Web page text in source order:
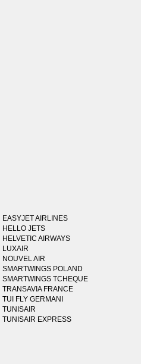
EASYJET AIRLINES
HELLO JETS
HELVETIC AIRWAYS
LUXAIR
NOUVEL AIR
SMARTWINGS POLAND
SMARTWINGS TCHEQUE
TRANSAVIA FRANCE
TUI FLY GERMANI
TUNISAIR
TUNISAIR EXPRESS